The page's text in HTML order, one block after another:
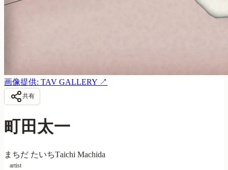
画像提供: TAV GALLERY ↗
共有
町田太一
まちだ たいちTaichi Machida
artist